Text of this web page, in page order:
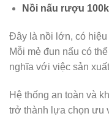
Nồi nấu rượu
Đây là nồi lớn, có
Mỗi mẻ đun nấu có
nghĩa với việc sản
Hệ thống an toàn và
trở thành lựa chọn ưu